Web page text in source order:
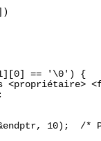
== '\0') {
<propriétaire>
10);  /*